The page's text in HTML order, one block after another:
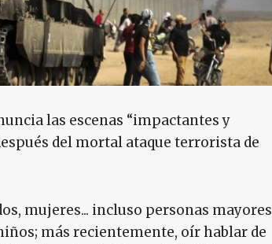
las escenas “impactantes y
del mortal ataque terrorista de
mujeres... incluso personas mayores
más recientemente, oír hablar de